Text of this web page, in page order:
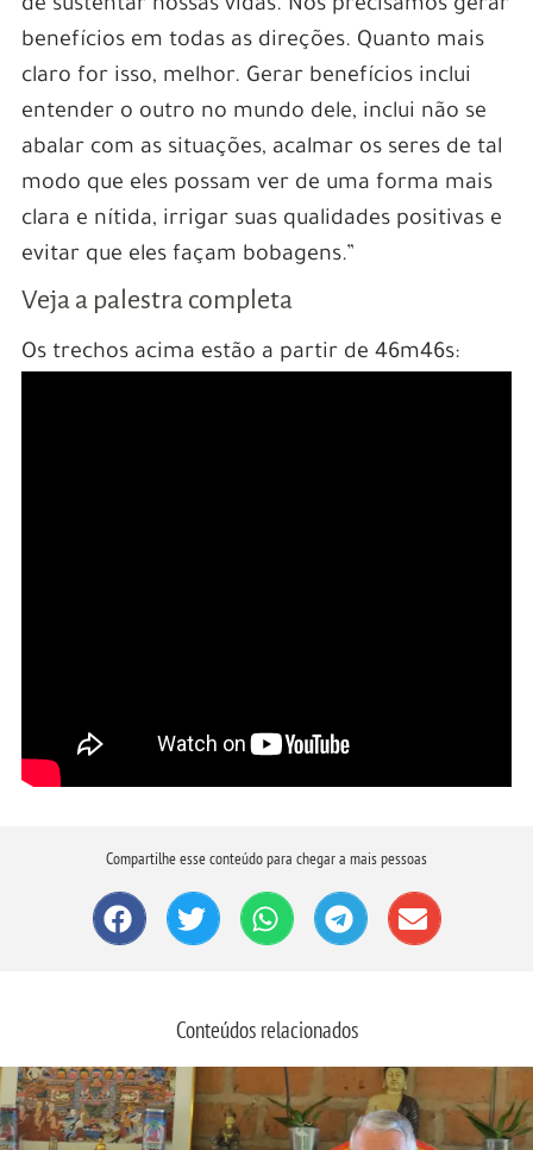
de sustentar nossas vidas. Nós precisamos gerar
benefícios em todas as direções. Quanto mais
claro for isso, melhor. Gerar benefícios inclui
entender o outro no mundo dele, inclui não se
abalar com as situações, acalmar os seres de tal
modo que eles possam ver de uma forma mais
clara e nítida, irrigar suas qualidades positivas e
evitar que eles façam bobagens.”
Veja a palestra completa
Os trechos acima estão a partir de 46m46s:
Compartilhe esse conteúdo para chegar a mais pessoas
Conteúdos relacionados